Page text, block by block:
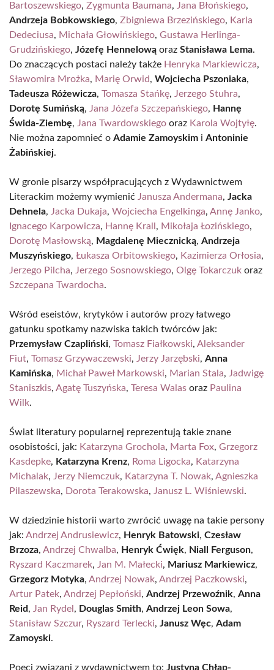
Bartoszewskiego, Zygmunta Baumana, Jana Błońskiego,
Andrzeja Bobkowskiego, Zbigniewa Brzezińskiego, Karla
Dedeciusa, Michała Głowińskiego, Gustawa Herlinga-
Grudzińskiego, Józefę Hennelową oraz Stanisława Lema.
Do znaczących postaci należy także Henryka Markiewicza,
Sławomira Mrożka, Marię Orwid, Wojciecha Pszoniaka,
Tadeusza Różewicza, Tomasza Stańkę, Jerzego Stuhra,
Dorotę Sumińską, Jana Józefa Szczepańskiego, Hannę
Świda-Ziembę, Jana Twardowskiego oraz Karola Wojtyłę.
Nie można zapomnieć o Adamie Zamoyskim i Antoninie
Żabińskiej.
W gronie pisarzy współpracujących z Wydawnictwem
Literackim możemy wymienić Janusza Andermana, Jacka
Dehnela, Jacka Dukaja, Wojciecha Engelkinga, Annę Janko,
Ignacego Karpowicza, Hannę Krall , Mikołaja Łozińskiego,
Dorotę Masłowską, Magdalenę Miecznicką, Andrzeja
Muszyńskiego, Łukasza Orbitowskiego, Kazimierza Orłosia,
Jerzego Pilcha, Jerzego Sosnowskiego, Olgę Tokarczuk oraz
Szczepana Twardocha.
Wśród eseistów, krytyków i autorów prozy łatwego
gatunku spotkamy nazwiska takich twórców jak:
Przemysław Czapliński, Tomasz Fiałkowski, Aleksander
Fiut, Tomasz Grzywaczewski, Jerzy Jarzębski, Anna
Kamińska, Michał Paweł Markowski, Marian Stala, Jadwigę
Staniszkis, Agatę Tuszyńska, Teresa Walas oraz Paulina
Wilk.
Świat literatury popularnej reprezentują takie znane
osobistości, jak: Katarzyna Grochola, Marta Fox, Grzegorz
Kasdepke, Katarzyna Krenz, Roma Ligocka, Katarzyna
Michalak, Jerzy Niemczuk, Katarzyna T. Nowak, Agnieszka
Pilaszewska, Dorota Terakowska, Janusz L. Wiśniewski.
W dziedzinie historii warto zwrócić uwagę na takie persony
jak: Andrzej Andrusiewicz, Henryk Batowski, Czesław
Brzoza, Andrzej Chwalba, Henryk Ćwięk, Niall Ferguson,
Ryszard Kaczmarek, Jan M. Małecki, Mariusz Markiewicz,
Grzegorz Motyka, Andrzej Nowak, Andrzej Paczkowski,
Artur Patek, Andrzej Pepłoński, Andrzej Przewoźnik, Anna
Reid, Jan Rydel , Douglas Smith, Andrzej Leon Sowa,
Stanisław Szczur, Ryszard Terlecki, Janusz Węc, Adam
Zamoyski.
Poeci związani z wydawnictwem to: Justyna Chłap-